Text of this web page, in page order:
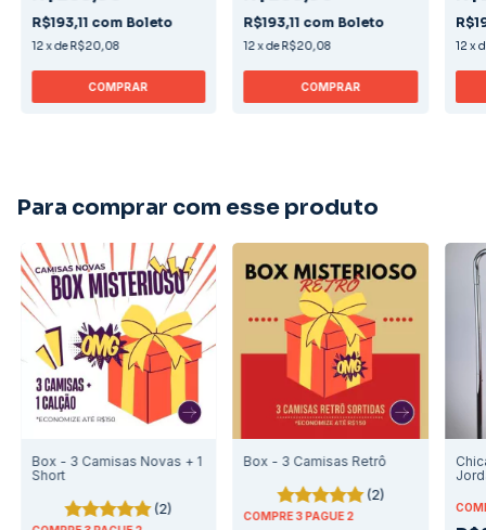
R$193,11 com Boleto
12xde R$20,08
COMPRAR
R$193,11 com Boleto
12xde R$20,08
COMPRAR
12 x
Para comprar com esse produto
Box - 3 Camisas Novas + 1
Short
(2)
Box - 3 Camisas Retrô
(2)
COMPRE 3 PAGUE 2